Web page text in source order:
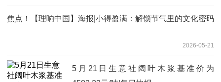
焦点！【理响中国】海报|小得盈满：解锁节气里的文化密码
2026-05-21
5月21日生意社阔叶木浆基准价为